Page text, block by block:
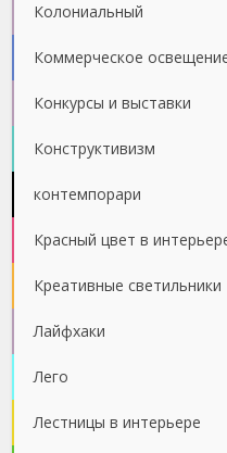
Колониальный
Коммерческое
Конкурсы и выставки
Конструктивизм
контемпорари
Красный цвет в
Креативные светильники
Лайфхаки
Лего
Лестницы в интерьере